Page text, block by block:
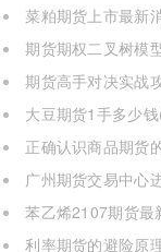
菜粕期货上市最新
期货期权二叉树模
期货高手对决实战
大豆期货1手多少
正确认识商品期货
作用是什么)
广州期货交易中心
苯乙烯2107期货最
利率期货的避险原